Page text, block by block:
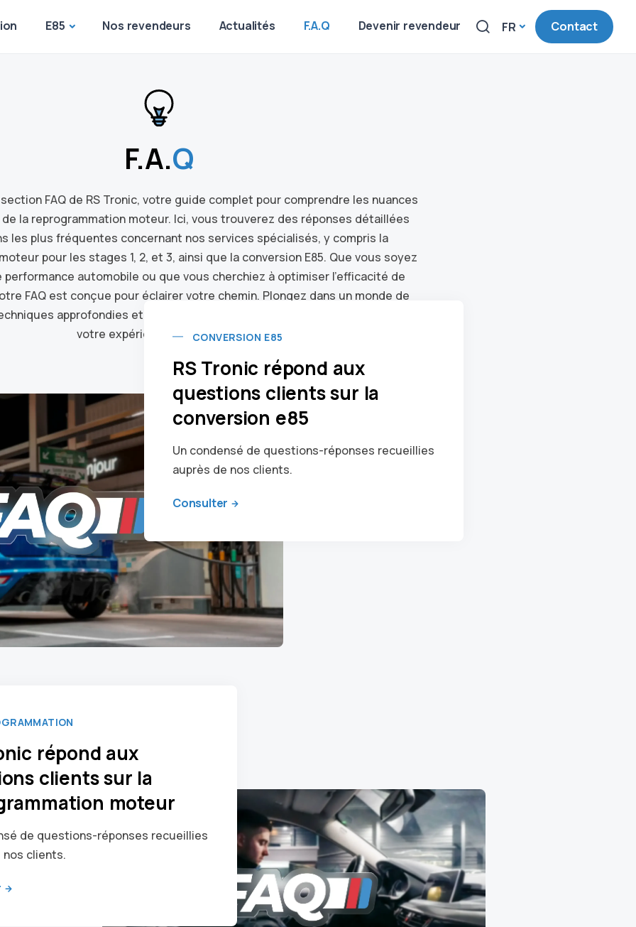
E85 Nos revendeurs Actualités F.A.Q Devenir revendeur FR Contact
F.A.Q
FAQ de RS Tronic, votre guide complet pour comprendre les nuances
la reprogrammation moteur. Ici, vous trouverez des réponses détaillées
les plus fréquentes concernant nos services spécialisés, y compris la
pour les stages 1, 2, et 3, ainsi que la conversion E85. Que vous soyez
performance automobile ou que vous cherchiez à optimiser l'efficacité de
FAQ est conçue pour éclairer votre chemin. Plongez dans un monde de
approfondies et découvrez comment RS Tronic peut transformer
votre expérience de conduite.
CONVERSION E85
RS Tronic répond aux
questions clients sur la
conversion e85
Un condensé de questions-réponses recueillies
auprès de nos clients.
Consulter
répond aux
clients sur la
moteur
de questions-réponses recueillies
nos clients.